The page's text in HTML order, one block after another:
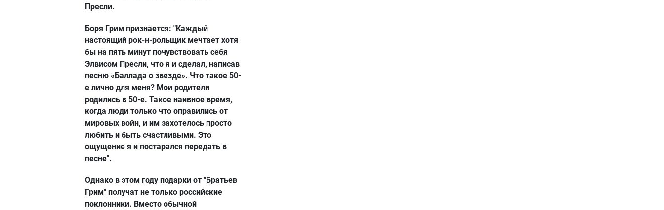
Пресли.
Боря Грим признается: "Каждый
настоящий рок-н-рольщик мечтает хотя
бы на пять минут почувствовать себя
Элвисом Пресли, что я и сделал, написав
песню «Баллада о звезде». Что такое 50-
е лично для меня? Мои родители
родились в 50-е. Такое наивное время,
когда люди только что оправились от
мировых войн, и им захотелось просто
любить и быть счастливыми. Это
ощущение я и постарался передать в
песне".
Однако в этом году подарки от "Братьев
Грим" получат не только российские
поклонники. Вместо обычной